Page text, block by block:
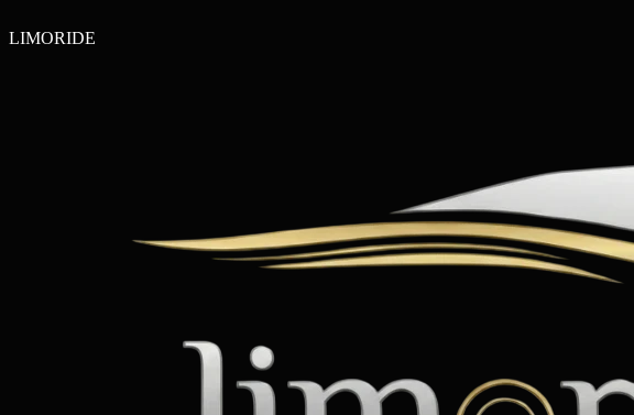
LIMORIDE